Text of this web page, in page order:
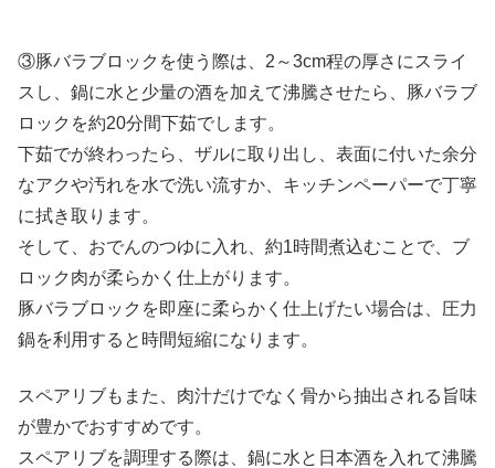
③豚バラブロックを使う際は、2～3cm程の厚さにスライ
スし、鍋に水と少量の酒を加えて沸騰させたら、豚バラブ
ロックを約20分間下茹でします。
下茹でが終わったら、ザルに取り出し、表面に付いた余分
なアクや汚れを水で洗い流すか、キッチンペーパーで丁寧
に拭き取ります。
そして、おでんのつゆに入れ、約1時間煮込むことで、ブ
ロック肉が柔らかく仕上がります。
豚バラブロックを即座に柔らかく仕上げたい場合は、圧力
鍋を利用すると時間短縮になります。
スペアリブもまた、肉汁だけでなく骨から抽出される旨味
が豊かでおすすめです。
スペアリブを調理する際は、鍋に水と日本酒を入れて沸騰